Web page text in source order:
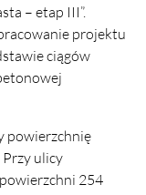
– etap III”.
projektu
ciągów
powierzchnię
ulicy
254